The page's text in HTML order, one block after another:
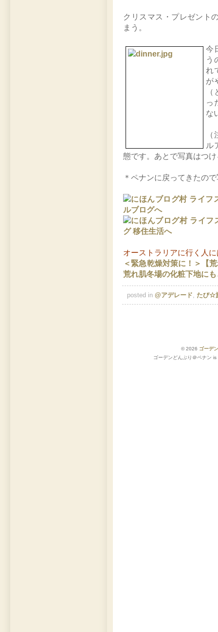
クリスマス・プレゼント
まう。
今
う
れ
が
っ
な
ル
態です。あとで写真はつ
＊ペナンに戻ってきたの
オーストラリアに行く人
＜緊急乾燥対策に！＞【
荒れ肌冬場の化粧下地に
posted in @アデレード たび☆
© 2026 ゴーデ
ゴーデンどんぶり＠ペナン